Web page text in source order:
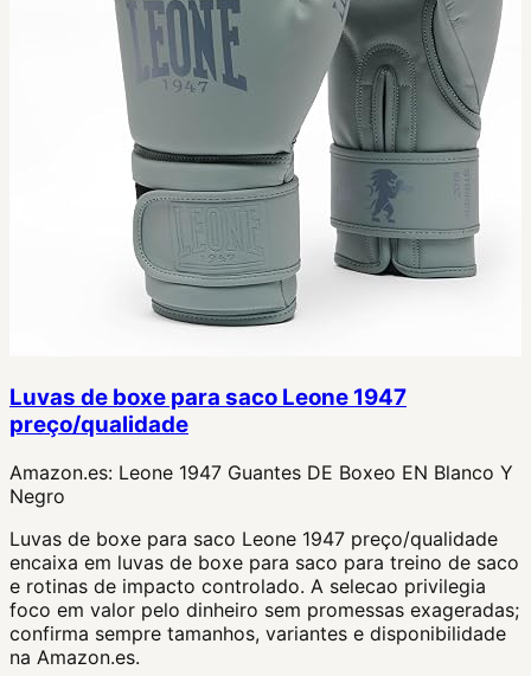
Luvas de boxe para saco Leone 1947
preço/qualidade
Amazon.es: Leone 1947 Guantes DE Boxeo EN Blanco Y
Negro
Luvas de boxe para saco Leone 1947 preço/qualidade
encaixa em luvas de boxe para saco para treino de saco
e rotinas de impacto controlado. A selecao privilegia
foco em valor pelo dinheiro sem promessas exageradas;
confirma sempre tamanhos, variantes e disponibilidade
na Amazon.es.